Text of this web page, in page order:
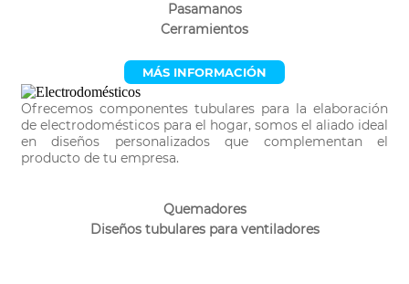
Pasamanos
Cerramientos
MÁS INFORMACIÓN
Ofrecemos componentes tubulares para la elaboración
de electrodomésticos para el hogar, somos el aliado ideal
en diseños personalizados que complementan el
producto de tu empresa.
Quemadores
Diseños tubulares para ventiladores